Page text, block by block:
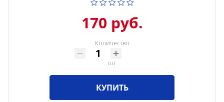
170 руб.
Количество
шт
КУПИТЬ